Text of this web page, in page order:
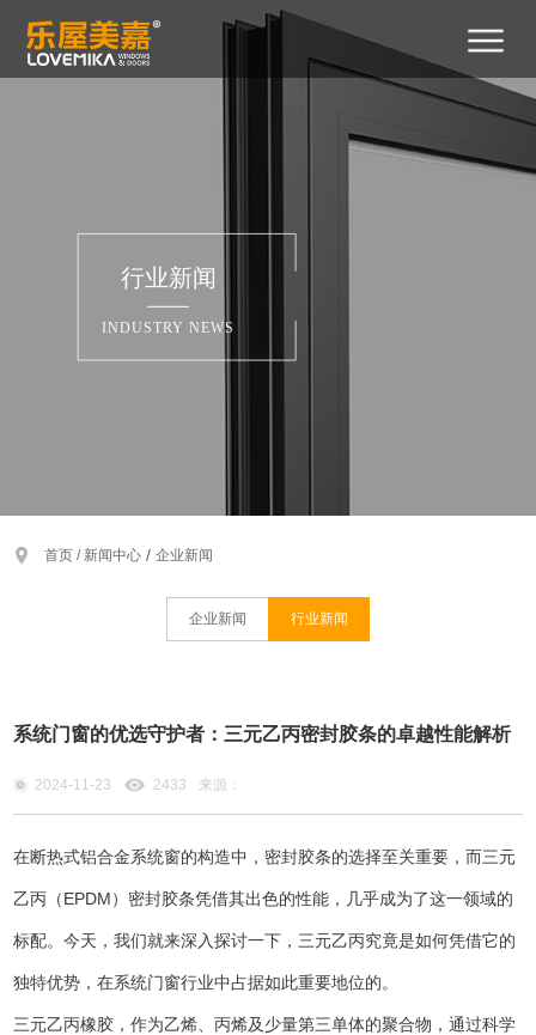
页
于
品
闻
程
商
贤
系
400-
行业新闻
INDUSTRY NEWS
首页 / 新闻中心 /企业新闻
企业新闻 行业新闻
系统门窗的优选守护者：三元乙丙密封胶条的卓越性能解析
2024-11-23 2433 来源：
在断热式铝合金系统窗的构造中，密封胶条的选择至关重要，而三元
乙丙（EPDM）密封胶条凭借其出色的性能，几乎成为了这一领域的
标配。今天，我们就来深入探讨一下，三元乙丙究竟是如何凭借它的
独特优势，在系统门窗行业中占据如此重要地位的。
三元乙丙橡胶，作为乙烯、丙烯及少量第三单体的聚合物，通过科学